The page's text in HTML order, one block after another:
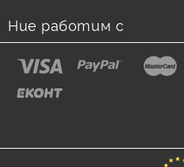
Ние работим с